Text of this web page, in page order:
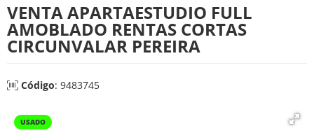
VENTA APARTAESTUDIO FULL
AMOBLADO RENTAS CORTAS
CIRCUNVALAR PEREIRA
Código: 9483745
USADO